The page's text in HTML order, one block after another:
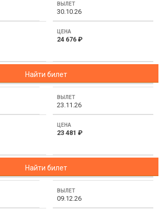
30.10.26
24 676 ₽
Найти билет
23.11.26
23 481 ₽
Найти билет
09.12.26
Шри Ланки